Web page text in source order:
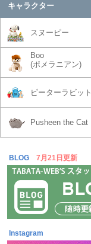
キャラクター
スヌーピー
Boo
(ポメラニアン)
ピーターラビット
Pusheen the Cat
BLOG 7月21日更新
Instagram